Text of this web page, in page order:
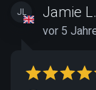
JL Jamie L.
vor 5